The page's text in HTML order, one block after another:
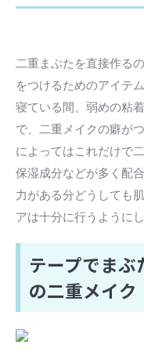
二重まぶたを直接作る
をつけるためのアイテ
寝ている間、弱めの粘
で、二重メイクの癖が
によってはこれだけで
保湿成分などが多く配
力がある分どうしても
アは十分に行うようにし
テープでま
の二重メイク